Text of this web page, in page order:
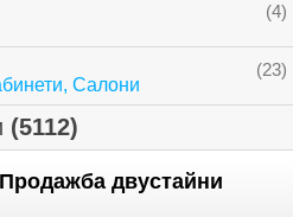
(4)
(23)
Салони
(5112)
Продажба двустайни